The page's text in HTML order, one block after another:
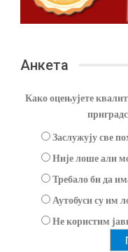
Анкета
Како оцењујете
Заслужују све
Није лоше али
Требало би да
Аутобуси су им
Не користим